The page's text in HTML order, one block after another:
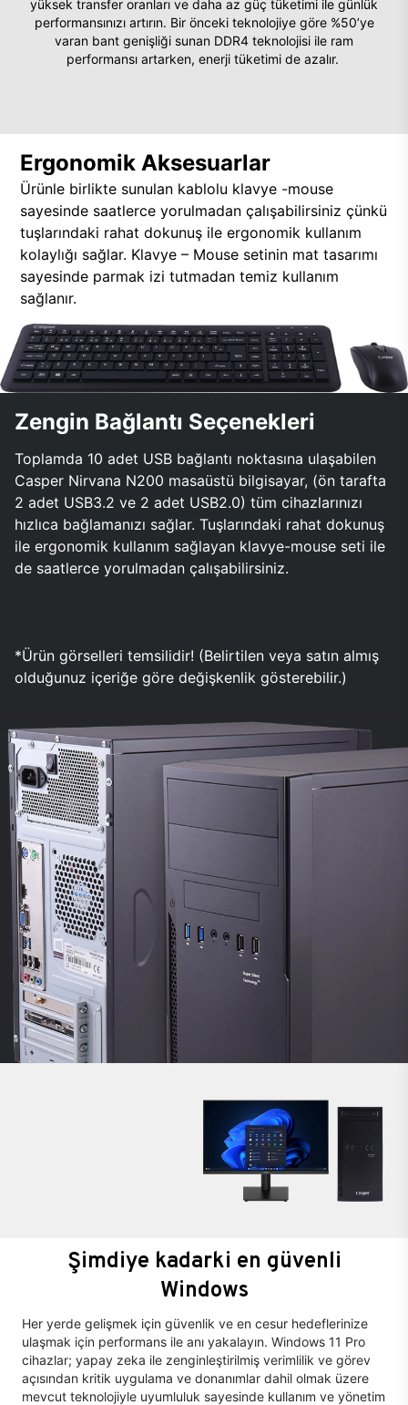
yüksek transfer oranları ve daha az güç tüketimi ile günlük
performansınızı artırın. Bir önceki teknolojiye göre %50’ye
varan bant genişliği sunan DDR4 teknolojisi ile ram
performansı artarken, enerji tüketimi de azalır.
Ergonomik Aksesuarlar
Ürünle birlikte sunulan kablolu klavye -mouse
sayesinde saatlerce yorulmadan çalışabilirsiniz çünkü
tuşlarındaki rahat dokunuş ile ergonomik kullanım
kolaylığı sağlar. Klavye – Mouse setinin mat tasarımı
sayesinde parmak izi tutmadan temiz kullanım
sağlanır.
Zengin Bağlantı Seçenekleri
Toplamda 10 adet USB bağlantı noktasına ulaşabilen
Casper Nirvana N200 masaüstü bilgisayar, (ön tarafta
2 adet USB3.2 ve 2 adet USB2.0) tüm cihazlarınızı
hızlıca bağlamanızı sağlar. Tuşlarındaki rahat dokunuş
ile ergonomik kullanım sağlayan klavye-mouse seti ile
de saatlerce yorulmadan çalışabilirsiniz.
*Ürün görselleri temsilidir! (Belirtilen veya satın almış
olduğunuz içeriğe göre değişkenlik gösterebilir.)
Şimdiye kadarki en güvenli
Windows
Her yerde gelişmek için güvenlik ve en cesur hedeflerinize
ulaşmak için performans ile anı yakalayın. Windows 11 Pro
cihazlar; yapay zeka ile zenginleştirilmiş verimlilik ve görev
açısından kritik uygulama ve donanımlar dahil olmak üzere
mevcut teknolojiyle uyumluluk sayesinde kullanım ve yönetim